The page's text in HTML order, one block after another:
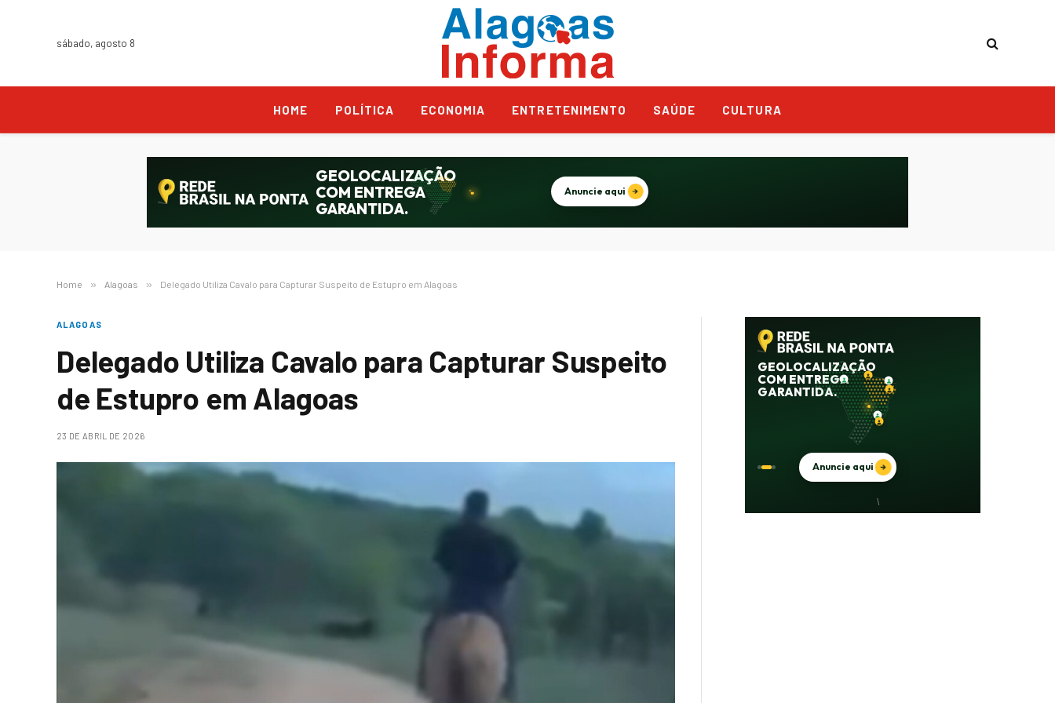
sábado, agosto 8
HOME POLÍTICA ECONOMIA ENTRETENIMENTO SAÚDE CULTURA
Home » Alagoas » Delegado Utiliza Cavalo para Capturar Suspeito de Estupro em Alagoas
ALAGOAS
Delegado Utiliza Cavalo para Capturar Suspeito
de Estupro em Alagoas
23 DE ABRIL DE 2026